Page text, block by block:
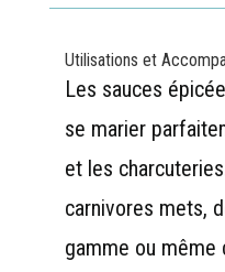
Utilisations et
Les sauces
se marier
et les
carnivores mets,
gamme ou même